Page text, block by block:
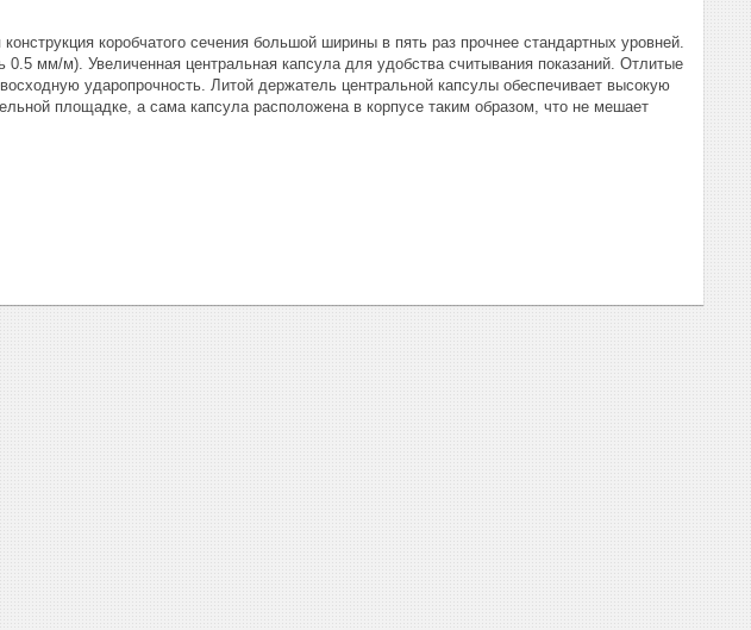
конструкция коробчатого сечения большой ширины в пять раз прочнее стандартных уровней.
мм/м). Увеличенная центральная капсула для удобства считывания показаний. Отлитые
ударопрочность. Литой держатель центральной капсулы обеспечивает высокую
площадке, а сама капсула расположена в корпусе таким образом, что не мешает